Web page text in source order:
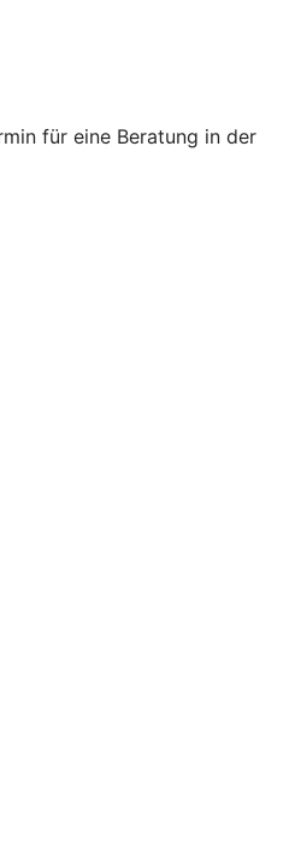
für eine Beratung in der